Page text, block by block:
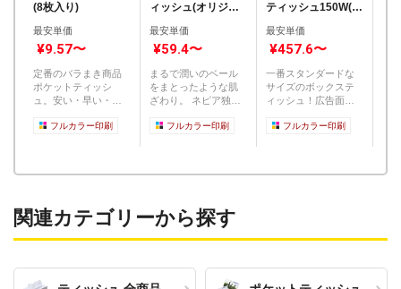
(8枚入り)
最安単価
¥9.57〜
定番のバラまき商品
ポケットティッシ
ュ。安い・早い・き
こそ満...
フルカラー印刷
ィッシュ(オリジナ
最安単価
¥59.4〜
まるで潤いのベール
をまとったような肌
ざわり。 ネピア独自
と「...フルカラー印刷
ティッシュ150W(小
最安単価
¥457.6〜
一番スタンダードな
サイズのボックステ
ィッシュ！広告面積
粗品、ノ...
フルカラー印刷
関連カテゴリーから探す